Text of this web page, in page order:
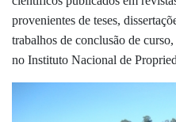
provenientes de teses,
trabalhos de conclusão de
no Instituto Nacional de